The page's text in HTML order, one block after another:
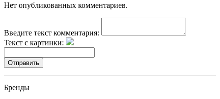
Нет опубликованных комментариев.
Введите текст комментария:
Текст с картинки:
Отправить
Бренды